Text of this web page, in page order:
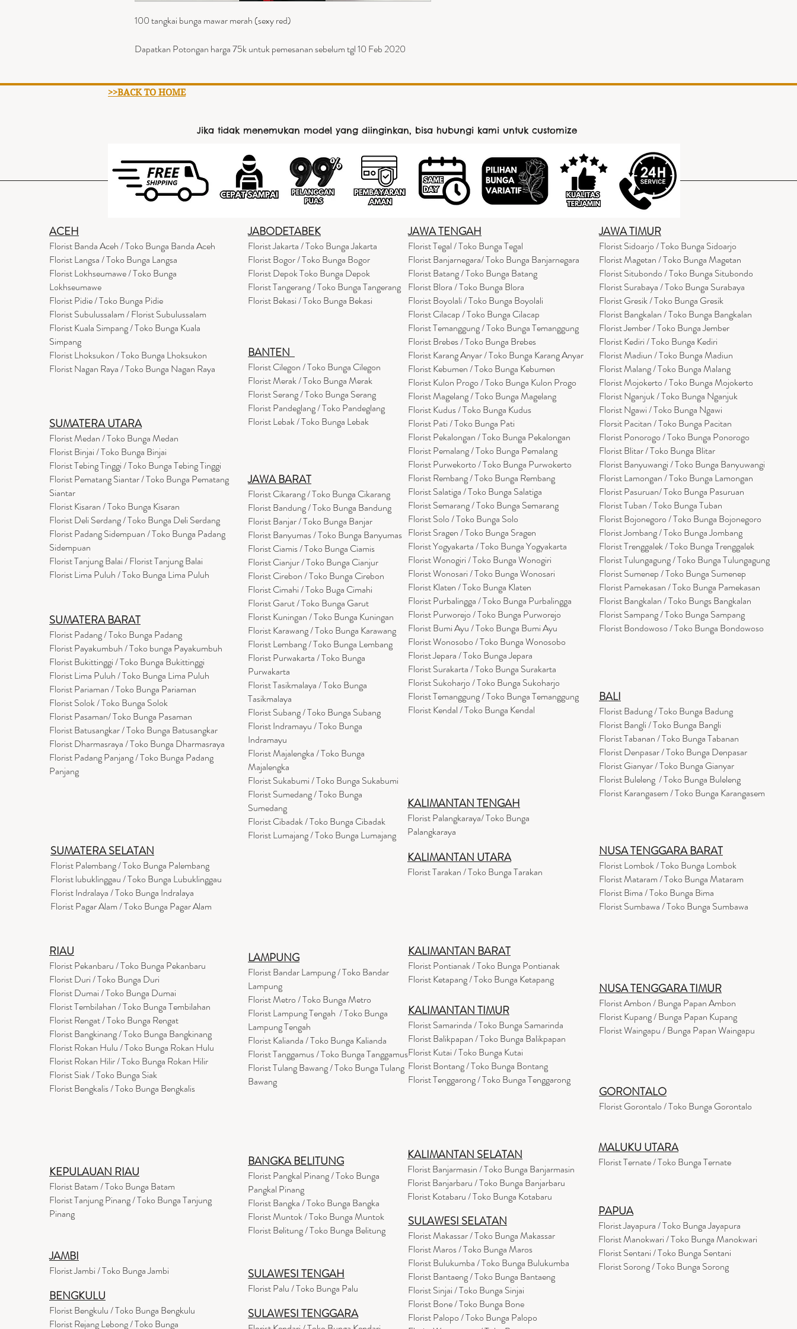
100 tangkai bunga mawar merah (sexy red)
Dapatkan Potongan harga 75k untuk pemesanan sebelum tgl 10 Feb 2020
>>BACK TO HOME
Jika tidak menemukan model yang diinginkan, bisa hubungi kami untuk customize
ACEH
Florist Banda Aceh / Toko Bunga Banda Aceh
Florist Langsa / Toko Bunga Langsa
Florist Lokhseumawe / Toko Bunga
Lokhseumawe
Florist Pidie / Toko Bunga Pidie
Florist Subulussalam / Florist Subulussalam
Florist Kuala Simpang / Toko Bunga Kuala
Simpang
Florist Lhoksukon / Toko Bunga Lhoksukon
Florist Nagan Raya / Toko Bunga Nagan Raya
SUMATERA UTARA
Florist Medan / Toko Bunga Medan
Florist Binjai / Toko Bunga Binjai
Florist Tebing Tinggi / Toko Bunga Tebing Tinggi
Florist Pematang Siantar / Toko Bunga Pematang
Siantar
Florist Kisaran / Toko Bunga Kisaran
Florist Deli Serdang / Toko Bunga Deli Serdang
Florist Padang Sidempuan / Toko Bunga Padang
Sidempuan
Florist Tanjung Balai / Florist Tanjung Balai
Florist Lima Puluh / Toko Bunga Lima Puluh
SUMATERA BARAT
Florist Padang / Toko Bunga Padang
Florist Payakumbuh / Toko bunga Payakumbuh
Florist Bukittinggi / Toko Bunga Bukittinggi
Florist Lima Puluh / Toko Bunga Lima Puluh
Florist Pariaman / Toko Bunga Pariaman
Florist Solok / Toko Bunga Solok
Florist Pasaman/ Toko Bunga Pasaman
Florist Batusangkar / Toko Bunga Batusangkar
Florist Dharmasraya / Toko Bunga Dharmasraya
Florist Padang Panjang / Toko Bunga Padang
Panjang
SUMATERA SELATAN
Florist Palembang / Toko Bunga Palembang
Florist lubuklinggau / Toko Bunga Lubuklinggau
Florist Indralaya / Toko Bunga Indralaya
Florist Pagar Alam / Toko Bunga Pagar Alam
JABODETABEK
Florist Jakarta / Toko Bunga Jakarta
Florist Bogor / Toko Bunga Bogor
Florist Depok Toko Bunga Depok
Florist Tangerang / Toko Bunga Tangerang
Florist Bekasi / Toko Bunga Bekasi
BANTEN
Florist Cilegon / Toko Bunga Cilegon
Florist Merak / Toko Bunga Merak
Florist Serang / Toko Bunga Serang
Florist Pandeglang / Toko Pandeglang
Florist Lebak / Toko Bunga Lebak
JAWA BARAT
Florist Cikarang/ Toko Bunga Cikarang
Florist Bandung / Toko Bunga Bandung
Florist Banjar / Toko Bunga Banjar
Florist Banyumas / Toko Bunga Banyumas
Florist Ciamis / Toko Bunga Ciamis
Florist Cianjur / Toko Bunga Cianjur
Florist Cirebon / Toko Bunga Cirebon
Florist Cimahi / Toko Buga Cimahi
Florist Garut / Toko Bunga Garut
Florist Kuningan / Toko Bunga Kuningan
Florist Karawang / Toko Bunga Karawang
Florist Lembang / Toko Bunga Lembang
Florist Purwakarta / Toko Bunga
Purwakarta
Florist Tasikmalaya / Toko Bunga
Tasikmalaya
Florist Subang / Toko Bunga Subang
Florist Indramayu / Toko Bunga
Indramayu
Florist Majalengka / Toko Bunga
Majalengka
Florist Sukabumi / Toko Bunga Sukabumi
Florist Sumedang / Toko Bunga
Sumedang
Florist Cibadak / Toko Bunga Cibadak
Florist Lumajang / Toko Bunga Lumajang
JAWA TENGAH
Florist Tegal / Toko Bunga Tegal
Florist Banjarnegara/ Toko Bunga Banjarnegara
Florist Batang / Toko Bunga Batang
Florist Blora / Toko Bunga Blora
Florist Boyolali / Toko Bunga Boyolali
Florist Cilacap / Toko Bunga Cilacap
Florist Temanggung / Toko Bunga Temanggung
Florist Brebes / Toko Bunga Brebes
Florist Karang Anyar / Toko Bunga Karang Anyar
Florist Kebumen / Toko Bunga Kebumen
Florist Kulon Progo / Toko Bunga Kulon Progo
Florist Magelang / Toko Bunga Magelang
Florist Kudus / Toko Bunga Kudus
Florist Pati / Toko Bunga Pati
Florist Pekalongan / Toko Bunga Pekalongan
Florist Pemalang / Toko Bunga Pemalang
Florist Purwekorto / Toko Bunga Purwokerto
Florist Rembang / Toko Bunga Rembang
Florist Salatiga / Toko Bunga Salatiga
Florist Semarang / Toko Bunga Semarang
Florist Solo / Toko Bunga Solo
Florist Sragen / Toko Bunga Sragen
Florist Yogyakarta / Toko Bunga Yogyakarta
Florist Wonogiri / Toko Bunga Wonogiri
Florist Wonosari / Toko Bunga Wonosari
Florist Klaten / Toko Bunga Klaten
Florist Purbalingga / Toko Bunga Purbalingga
Florist Purworejo / Toko Bunga Purworejo
Florist Bumi Ayu / Toko Bunga Bumi Ayu
Florist Wonosobo / Toko Bunga Wonosobo
Florist Jepara / Toko Bunga Jepara
Florist Surakarta / Toko Bunga Surakarta
Florist Sukoharjo / Toko Bunga Sukoharjo
Florist Temanggung / Toko Bunga Temanggung
Florist Kendal / Toko Bunga Kendal
KALIMANTAN TENGAH
Florist Palangkaraya/ Toko Bunga
Palangkaraya
KALIMANTAN UTARA
Florist Tarakan / Toko Bunga Tarakan
JAWA TIMUR
Florist Sidoarjo / Toko Bunga Sidoarjo
Florist Magetan / Toko Bunga Magetan
Florist Situbondo / Toko Bunga Situbondo
Florist Surabaya / Toko Bunga Surabaya
Florist Gresik / Toko Bunga Gresik
FloristBangkalan / Toko Bunga Bangkalan
Florist Jember / Toko Bunga Jember
Florist Kediri / Toko Bunga Kediri
Florist Madiun / Toko Bunga Madiun
Florist Malang / Toko Bunga Malang
Florist Mojokerto / Toko Bunga Mojokerto
Florist Nganjuk / Toko Bunga Nganjuk
Florist Ngawi /Toko Bunga Ngawi
Florsit Pacitan / Toko Bunga Pacitan
Florist Ponorogo / Toko Bunga Ponorogo
Florist Blitar / Toko Bunga Blitar
Florist Banyuwangi / Toko Bunga Banyuwangi
Florist Lamongan / Toko Bunga Lamongan
Florist Pasuruan/ Toko Bunga Pasuruan
Florist Tuban / Toko Bunga Tuban
Florist Bojonegoro / Toko Bunga Bojonegoro
Florist Jombang / Toko Bunga Jombang
Florist Trenggalek / Toko Bunga Trenggalek
Florist Tulungagung / Toko Bunga Tulungagung
Florist Sumenep / Toko Bunga Sumenep
Florist Pamekasan / Toko Bunga Pamekasan
Florist Bangkalan / Toko Bungs Bangkalan
Florist Sampang / Toko Bunga Sampang
Florist Bondowoso / Toko Bunga Bondowoso
BALI
Florist Badung / Toko Bunga Badung
Florist Bangli / Toko Bunga Bangli
FloristTabanan/ Toko Bunga Tabanan
Florist Denpasar / Toko Bunga Denpasar
Florist Gianyar / Toko Bunga Gianyar
Florist Buleleng / Toko Bunga Buleleng
Florist Karangasem / Toko Bunga Karangasem
NUSA TENGGARA BARAT
Florist Lombok / Toko Bunga Lombok
FloristMataram/ Toko Bunga Mataram
Florist Bima / Toko Bunga Bima
Florist Sumbawa / Toko Bunga Sumbawa
RIAU
Florist Pekanbaru / Toko Bunga Pekanbaru
Florist Duri / Toko Bunga Duri
Florist Dumai / Toko Bunga Dumai
Florist Tembilahan / Toko Bunga Tembilahan
Florist Rengat / Toko Bunga Rengat
Florist Bangkinang / Toko Bunga Bangkinang
Florist Rokan Hulu / Toko Bunga Rokan Hulu
Florist Rokan Hilir / Toko Bunga Rokan Hilir
Florist Siak / Toko Bunga Siak
Florist Bengkalis / Toko Bunga Bengkalis
LAMPUNG
Florist Bandar Lampung / Toko Bandar
Lampung
Florist Metro / Toko Bunga Metro
Florist Lampung Tengah / Toko Bunga
Lampung Tengah
Florist Kalianda / Toko Bunga Kalianda
Florist Tanggamus / Toko Bunga Tanggamus
Florist Tulang Bawang / Toko Bunga Tulang
Bawang
KALIMANTAN BARAT
Florist Pontianak / Toko Bunga Pontianak
Florist Ketapang / Toko Bunga Ketapang
KALIMANTAN TIMUR
Florist Samarinda / Toko Bunga Samarinda
Florist Balikpapan / Toko Bunga Balikpapan
Florist Kutai / Toko Bunga Kutai
Florist Bontang / Toko Bunga Bontang
Florist Tenggarong / Toko Bunga Tenggarong
NUSA TENGGARA TIMUR
Florist Ambon / Bunga Papan Ambon
Florist Kupang / Bunga Papan Kupang
Florist Waingapu / Bunga Papan Waingapu
GORONTALO
Florist Gorontalo / Toko Bunga Gorontalo
KEPULAUAN RIAU
Florist Batam / Toko Bunga Batam
Florist Tanjung Pinang / Toko Bunga Tanjung
Pinang
JAMBI
Florist Jambi / Toko Bunga Jambi
BENGKULU
Florist Bengkulu / Toko Bunga Bengkulu
Florist Rejang Lebong / Toko Bunga
KALIMANTAN SELATAN
Florist Banjarmasin/ Toko Bunga Banjarmasin
Florist Banjarbaru / Toko Bunga Banjarbaru
Florist Kotabaru / Toko Bunga Kotabaru
BANGKA BELITUNG
Florist Pangkal Pinang / Toko Bunga
Pangkal Pinang
Florist Bangka / Toko Bunga Bangka
Florist Muntok / Toko Bunga Muntok
Florist Belitung / Toko Bunga Belitung
SULAWESI TENGAH
Florist Palu / Toko Bunga Palu
SULAWESI TENGGARA
SULAWESI SELATAN
Florist Makassar / Toko Bunga Makassar
Florist Maros / Toko Bunga Maros
Florist Bulukumba / Toko Bunga Bulukumba
Florist Bantaeng / Toko Bunga Bantaeng
Florist Sinjai / Toko Bunga Sinjai
Florist Bone / Toko Bunga Bone
Florist Palopo / Toko Bunga Palopo
MALUKU UTARA
Florist Ternate / Toko Bunga Ternate
PAPUA
Florist Jayapura / Toko Bunga Jayapura
Florist Manokwari / Toko Bunga Manokwari
Florist Sentani / Toko Bunga Sentani
Florist Sorong / Toko Bunga Sorong